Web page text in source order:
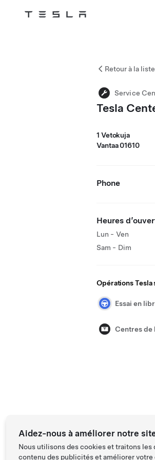
Tesla
Retour à la liste
Service
Tesla
1 Vetokuja
Vantaa 01610
Phone
Heures
Lun - Ven
Sam - Dim
Opérations
Essai en
Centres de
Aidez-nous à améliorer notre
Nous utilisons des cookies et traitons les
contenu des publicités et améliorer